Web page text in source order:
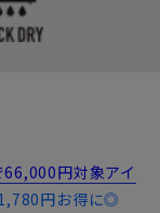
66,000円対象アイ
円お得に◎